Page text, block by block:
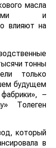
масла
и
влияют на
тонны
только
будущем
–
Толеген
который
в